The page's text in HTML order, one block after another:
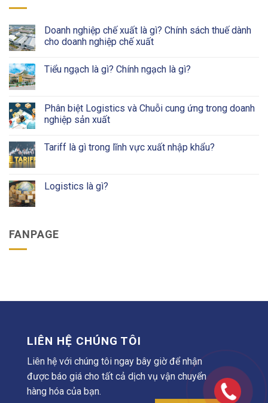
Doanh nghiệp chế xuất là gì? Chính sách thuế dành
cho doanh nghiệp chế xuất
Tiểu ngạch là gì? Chính ngạch là gì?
Phân biệt Logistics và Chuỗi cung ứng trong doanh
nghiệp sản xuất
Tariff là gì trong lĩnh vực xuất nhập khẩu?
Logistics là gì?
FANPAGE
LIÊN HỆ CHÚNG TÔI
Liên hệ với chúng tôi ngay bây giờ để nhận
được báo giá cho tất cả dịch vụ vận chuyển
hàng hóa của bạn.